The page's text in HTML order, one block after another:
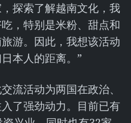
探索了解越南文化，我
，特别是米粉、甜点和
游。因此，我想该活动
本人的距离。”
流活动为两国在政治、
了强劲动力。目前已有